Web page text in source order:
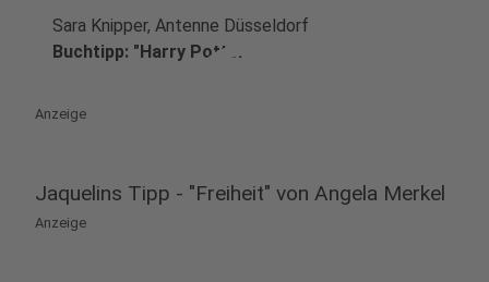
play_circle
Sara Knipper, Antenne Düsseldorf
Buchtipp: "Harry Potter"
Anzeige
Jaquelins Tipp - "Freiheit" von Angela Merkel
Anzeige